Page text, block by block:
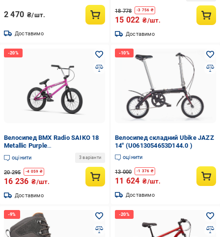
2 470 ₴/шт.
Доставимо
18 778 -3 756 ₴
15 022 ₴/шт.
Доставимо
Велосипед BMX Radio SAIKO 18
Metallic Purple
(UF46F593A539854.3C83)
оцінити 3 варіанти
20 295 -4 059 ₴
16 236 ₴/шт.
Доставимо
Велосипед складний Ubike JAZZ
14″ (U0613054653D144.0 )
оцінити
13 000 -1 376 ₴
11 624 ₴/шт.
Доставимо